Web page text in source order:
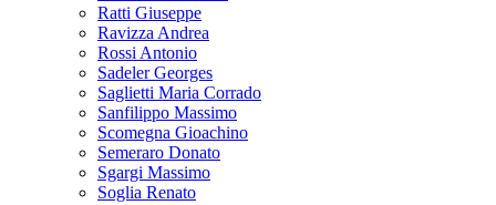
Ratti Giuseppe
Ravizza Andrea
Rossi Antonio
Sadeler Georges
Saglietti Maria Corrado
Sanfilippo Massimo
Scomegna Gioachino
Semeraro Donato
Sgargi Massimo
Soglia Renato